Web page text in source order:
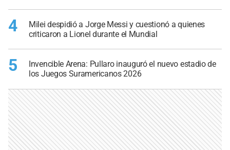
4
Milei despidió a Jorge Messi y cuestionó a quienes
criticaron a Lionel durante el Mundial
5
Invencible Arena: Pullaro inauguró el nuevo estadio de
los Juegos Suramericanos 2026